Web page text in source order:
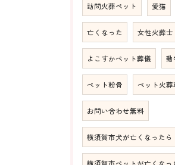
訪問火葬ペット 愛猫
亡くなった 女性火葬士
よこすかペット葬儀 動
ペット粉骨 ペット火葬
お問い合わせ無料
横須賀市犬が亡くなったら